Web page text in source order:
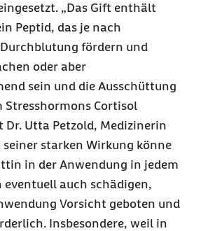
„Das Gift enthält
Peptid, das je nach
fördern und
oder aber
sein und die Ausschüttung
Stresshormons Cortisol
Dr. Utta Petzold, Medizinerin
seiner starken Wirkung könne
in der Anwendung in jedem
eventuell auch schädigen,
Vorsicht geboten und
Insbesondere, weil in